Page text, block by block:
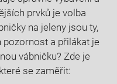
prvků je volba
na jeleny jsou ty,
pozornost a přilákat je
vábničku? Zde je
se zaměřit: